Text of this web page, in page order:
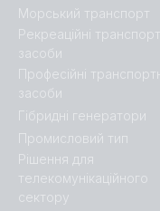
SmartShunt 300A-
SmartShunt 300A-
SmartShunt 500A-
Морський транспорт
Рекреаційні
засоби
Професійні
засоби
Гібридні генератори
Промисловий тип
Рішення для
телекомунікаційного
сектору